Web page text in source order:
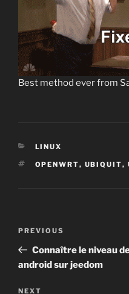
Best method ever from
CATEGORIES
LINUX
TAGS
OPENWRT, UBIQUIT,
Previous
Post
PREVIOUS
Connaître le niveau
android sur jeedom
NEXT